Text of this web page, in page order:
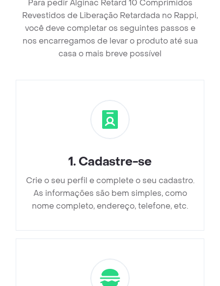
Para pedir Alginac Retard 10 Comprimidos
Revestidos de Liberação Retardada no Rappi,
você deve completar os seguintes passos e
nos encarregamos de levar o produto até sua
casa o mais breve possível
1. Cadastre-se
Crie o seu perfil e complete o seu cadastro.
As informações são bem simples, como
nome completo, endereço, telefone, etc.